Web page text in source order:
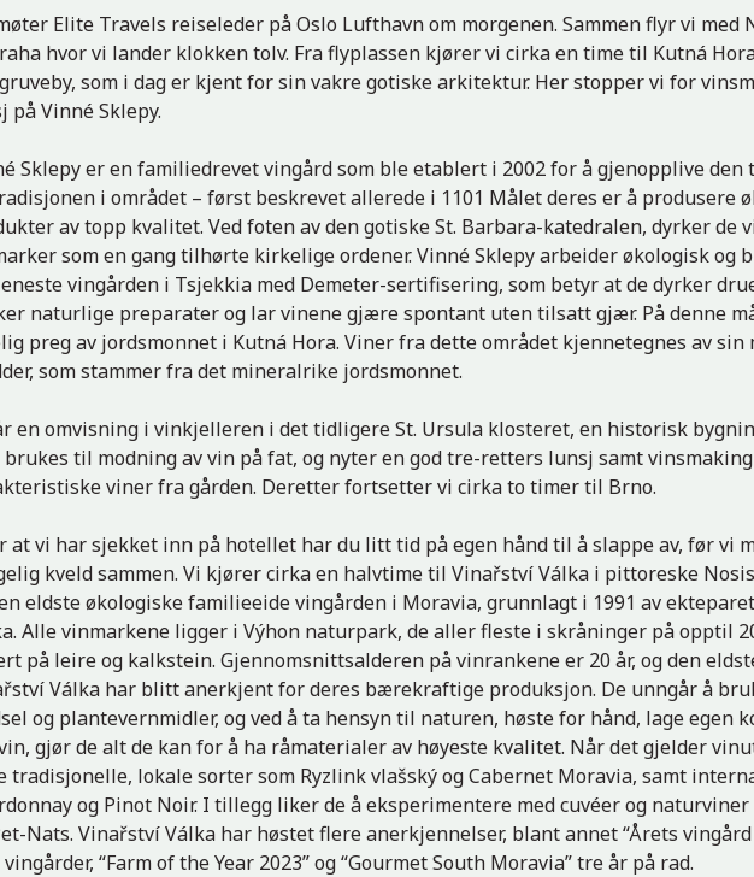
Elite Travels reiseleder på Oslo Lufthavn om morgenen. Sammen flyr vi med
hvor vi lander klokken tolv. Fra flyplassen kjører vi cirka en time til Kutná
som i dag er kjent for sin vakre gotiske arkitektur. Her stopper vi for
på Vinné Sklepy.
Sklepy er en familiedrevet vingård som ble etablert i 2002 for å gjenopplive den
i området – først beskrevet allerede i 1101 Målet deres er å produsere
av topp kvalitet. Ved foten av den gotiske St. Barbara-katedralen, dyrker de
som en gang tilhørte kirkelige ordener. Vinné Sklepy arbeider økologisk og
vingården i Tsjekkia med Demeter-sertifisering, som betyr at de dyrker
naturlige preparater og lar vinene gjære spontant uten tilsatt gjær. På denne
preg av jordsmonnet i Kutná Hora. Viner fra dette området kjennetegnes av
som stammer fra det mineralrike jordsmonnet.
en omvisning i vinkjelleren i det tidligere St. Ursula klosteret, en historisk
brukes til modning av vin på fat, og nyter en god tre-retters lunsj samt
viner fra gården. Deretter fortsetter vi cirka to timer til Brno.
at vi har sjekket inn på hotellet har du litt tid på egen hånd til å slappe av, før vi
kveld sammen. Vi kjører cirka en halvtime til Vinařství Válka i pittoreske
eldste økologiske familieeide vingården i Moravia, grunnlagt i 1991 av
Alle vinmarkene ligger i Výhon naturpark, de aller fleste i skråninger på opptil
på leire og kalkstein. Gjennomsnittsalderen på vinrankene er 20 år, og den
Válka har blitt anerkjent for deres bærekraftige produksjon. De unngår å
og plantevernmidler, og ved å ta hensyn til naturen, høste for hånd, lage egen
gjør de alt de kan for å ha råmaterialer av høyeste kvalitet. Når det gjelder
tradisjonelle, lokale sorter som Ryzlink vlašský og Cabernet Moravia, samt
og Pinot Noir. I tillegg liker de å eksperimentere med cuvéer og
Nats. Vinařství Válka har høstet flere anerkjennelser, blant annet “Årets
“Farm of the Year 2023” og “Gourmet South Moravia” tre år på rad.